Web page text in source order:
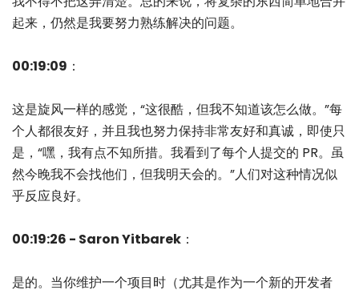
起来，仍然是我要努力熟练解决的问题。
00:19:09 ：
这是旋风一样的感觉，“这很酷，但我不知道该怎么做。”每
个人都很友好，并且我也努力保持非常友好和真诚，即使只
是，“嘿，我有点不知所措。我看到了每个人提交的 PR。虽
然今晚我不会找他们，但我明天会的。”人们对这种情况似
乎反应良好。
00:19:26 - Saron Yitbarek ：
是的。当你维护一个项目时（尤其是作为一个新的开发者